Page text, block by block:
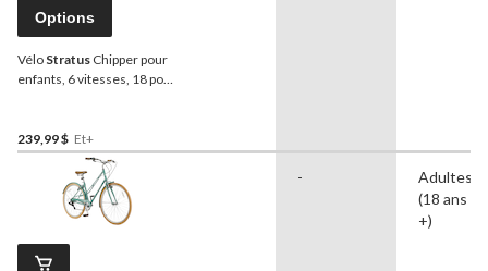
Options
Vélo Stratus Chipper pour
enfants, 6 vitesses, 18 po,
239,99 $ Et+
-
Adultes
(18 ans et
+)